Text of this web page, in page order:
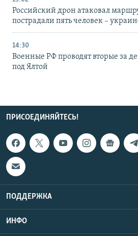
Российский дрон атаковал
пострадали пять человек –
14:30
Военные РФ проводят вторые за
под Ялтой
ПРИСОЕДИНЯЙТЕСЬ!
ПОДДЕРЖКА
ИНФО